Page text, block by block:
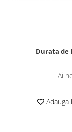
Durata de
Ai
Adauga